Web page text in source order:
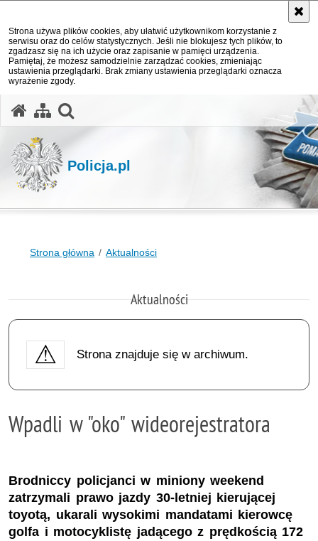
Strona używa plików cookies, aby ułatwić użytkownikom korzystanie z
serwisu oraz do celów statystycznych. Jeśli nie blokujesz tych plików, to
zgadzasz się na ich użycie oraz zapisanie w pamięci urządzenia.
Pamiętaj, że możesz samodzielnie zarządzać cookies, zmieniając
ustawienia przeglądarki. Brak zmiany ustawienia przeglądarki oznacza
wyrażenie zgody.
Policja.pl
Strona główna Aktualności
Aktualności
Strona znajduje się w archiwum.
Wpadli w "oko" wideorejestratora
Brodniccy policjanci w miniony weekend
zatrzymali prawo jazdy 30-letniej kierującej
toyotą, ukarali wysokimi mandatami kierowcę
golfa i motocyklistę jadącego z prędkością 172